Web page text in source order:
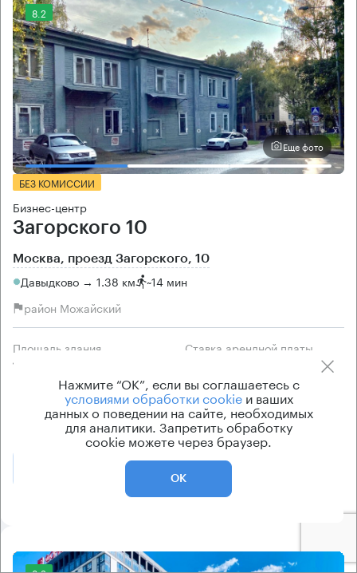
8.2
Еще фото
БЕЗ КОМИССИИ
Бизнес-центр
Загорского 10
Москва, проезд Загорского, 10
Давыдково → 1.38 км ~14 мин
район Можайский
Площадь здания
1324 кв.м
Ставка арендной платы
Класс здания Эксплуатационные расходы
Включены в ставку
Получить презентацию
Нажмите “ОК”, если вы соглашаетесь с
условиями обработки cookieи ваших
данных о поведении на сайте, необходимых
для аналитики. Запретить обработку
cookie можете через браузер.
ОК